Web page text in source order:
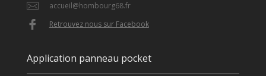
accueil@hombourg68.fr
Retrouvez nous sur Facebook
Application panneau pocket